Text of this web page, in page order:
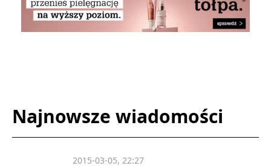
Najnowsze wiadomości
2015-03-05, 22:27